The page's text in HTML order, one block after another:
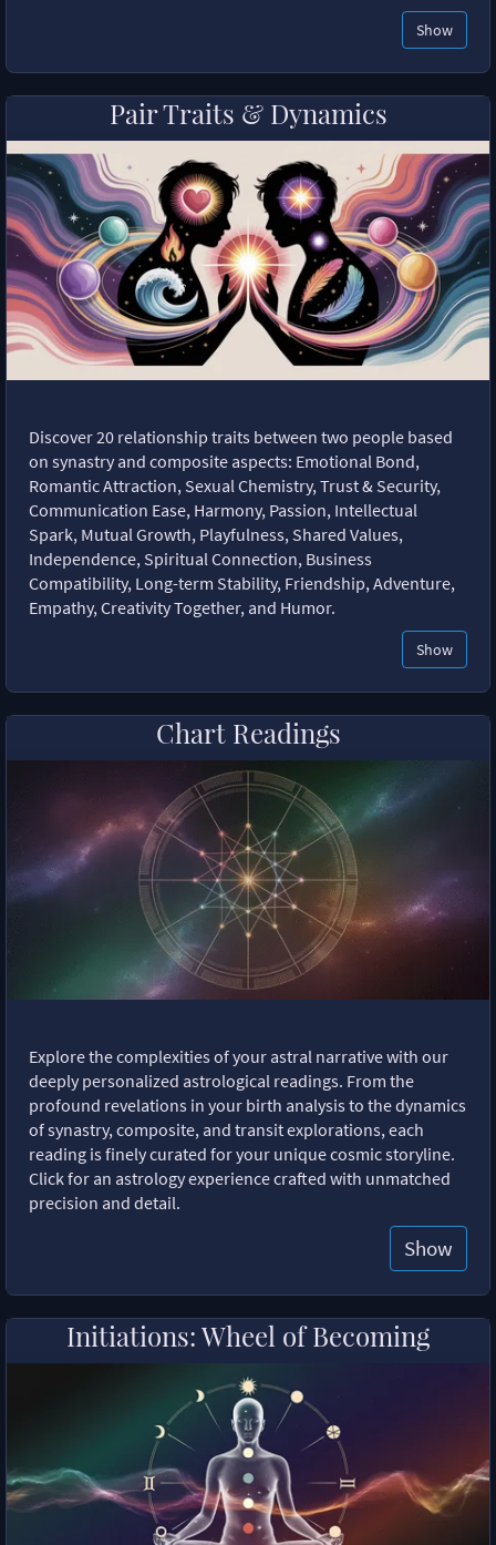
Show
Pair Traits & Dynamics
Discover 20 relationship traits between two people based
on synastry and composite aspects: Emotional Bond,
Romantic Attraction, Sexual Chemistry, Trust & Security,
Communication Ease, Harmony, Passion, Intellectual
Spark, Mutual Growth, Playfulness, Shared Values,
Independence, Spiritual Connection, Business
Compatibility, Long-term Stability, Friendship, Adventure,
Empathy, Creativity Together, and Humor.
Show
Chart Readings
Explore the complexities of your astral narrative with our
deeply personalized astrological readings. From the
profound revelations in your birth analysis to the dynamics
of synastry, composite, and transit explorations, each
reading is finely curated for your unique cosmic storyline.
Click for an astrology experience crafted with unmatched
precision and detail.
Show
Initiations: Wheel of Becoming